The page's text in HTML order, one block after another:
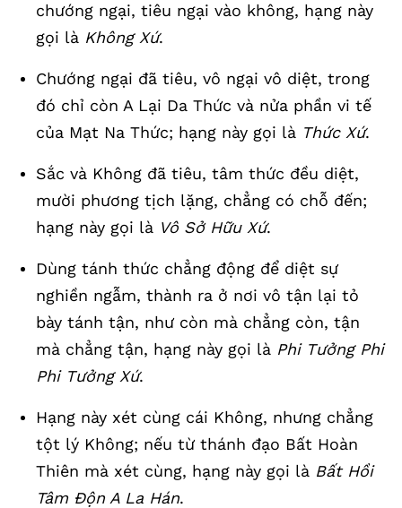
chướng ngại, tiêu ngại vào không, hạng này
gọi là Không Xứ.
Chướng ngại đã tiêu, vô ngại vô diệt, trong
đó chỉ còn A Lại Da Thức và nửa phần vi tế
của Mạt Na Thức; hạng này gọi là Thức Xứ.
Sắc và Không đã tiêu, tâm thức đều diệt,
mười phương tịch lặng, chẳng có chỗ đến;
hạng này gọi là Vô Sở Hữu Xứ.
Dùng tánh thức chẳng động để diệt sự
nghiền ngẫm, thành ra ở nơi vô tận lại tỏ
bày tánh tận, như còn mà chẳng còn, tận
mà chẳng tận, hạng này gọi là Phi Tưởng Phi
Phi Tưởng Xứ.
Hạng này xét cùng cái Không, nhưng chẳng
tột lý Không; nếu từ thánh đạo Bất Hoàn
Thiên mà xét cùng, hạng này gọi là Bất Hồi
Tâm Độn A La Hán.